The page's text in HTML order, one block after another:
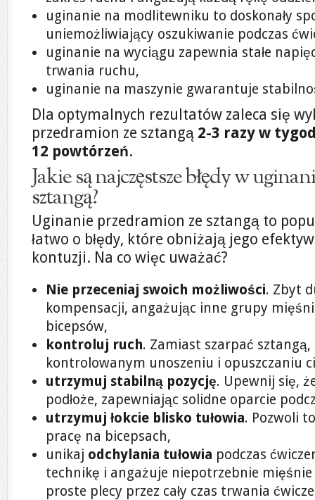
uginanie na modlitewniku to doskonały
uniemożliwiający oszukiwanie podczas
uginanie na wyciągu zapewnia stałe
trwania ruchu,
uginanie na maszynie gwarantuje
Dla optymalnych rezultatów zaleca się
przedramion ze sztangą 2-3 razy w
12 powtórzeń.
Jakie są najczęstsze błędy w
sztangą?
Uginanie przedramion ze sztangą to
łatwo o błędy, które obniżają jego
kontuzji. Na co więc uważać?
Nie przeceniaj swoich możliwości. Zbyt
kompensacji, angażując inne grupy
bicepsów,
kontroluj ruch. Zamiast szarpać
kontrolowanym unoszeniu i opuszczaniu
utrzymuj stabilną pozycję. Upewnij się,
podłoże, zapewniając solidne oparcie
utrzymuj łokcie blisko tułowia. Pozwoli
pracę na bicepsach,
unikaj odchylania tułowia podczas
technikę i angażuje niepotrzebnie
proste plecy przez cały czas trwania